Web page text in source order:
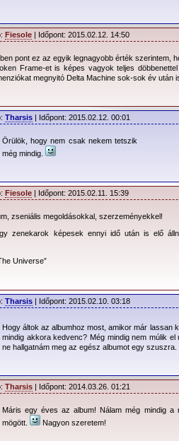
Fiesole | Időpont: 2015.02.12. 14:50
pont ez az egyik legnagyobb érték szerintem,
Frame-et is képes vagyok teljes
megnyitó Delta Machine sok-sok év után
Tharsis | Időpont: 2015.02.12. 00:01
Örülök, hogy nem csak nekem tetszik
még mindig.
Fiesole | Időpont: 2015.02.11. 15:39
zseniális megoldásokkal, szerzeményekkel!
zenekarok képesek ennyi idő után is elő
Universe”
Tharsis | Időpont: 2015.02.10. 03:18
Hogy áltok az albumhoz most, amikor már lassan
mindig akkora kedvenc? Még mindig nem múlik
ne hallgatnám meg az egész albumot egy szuszra.
Tharsis | Időpont: 2014.03.26. 01:21
Máris egy éves az album! Nálam még mindig a
mögött.
Nagyon szeretem!